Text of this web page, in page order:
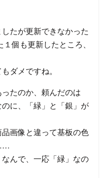
たが更新できなかった
個も更新したところ、
ダメですね。
たのか、頼んだのは
のに、「緑」と「銀」が
画像と違って基板の色
なんで、一応「緑」なの